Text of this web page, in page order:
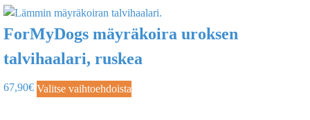
ForMyDogs mäyräkoira uroksen
talvihaalari, ruskea
67,90€ Valitse vaihtoehdoista